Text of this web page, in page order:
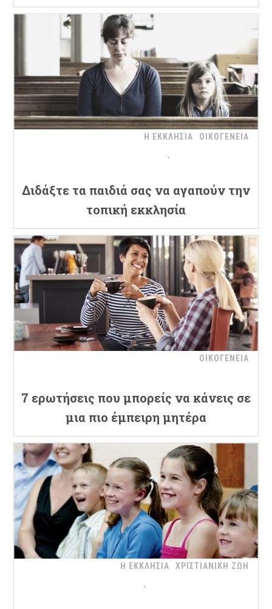
Η ΕΚΚΛΗΣΙΑ ΟΙΚΟΓΕΝΕΙΑ
Διδάξτε τα παιδιά σας να αγαπούν την
τοπική εκκλησία
ΟΙΚΟΓΕΝΕΙΑ
7 ερωτήσεις που μπορείς να κάνεις σε
μια πιο έμπειρη μητέρα
Η ΕΚΚΛΗΣΙΑ ΧΡΙΣΤΙΑΝΙΚΗ ΖΩΗ